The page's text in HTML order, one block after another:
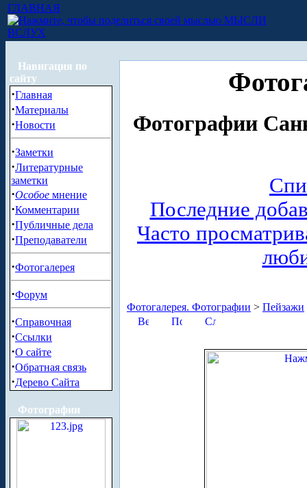
ГЛАВНАЯ
МЫСЛИ
ВСЛУХ
Навигация по
сайту
·Главная
·Материалы
·Новости
·Заметки
·Литературные
заметки
·Особое мнение
·Комментарии
·Публичные дела
·Преподаватели
·Фотогалерея
·Форум
·Справочная
·Ссылки
·О сайте
·Обратная связь
·Дерево Сайта
Фотографии
Фотографии
Последние
Часто
Фотогалерея. Фотографии > Пейзажи